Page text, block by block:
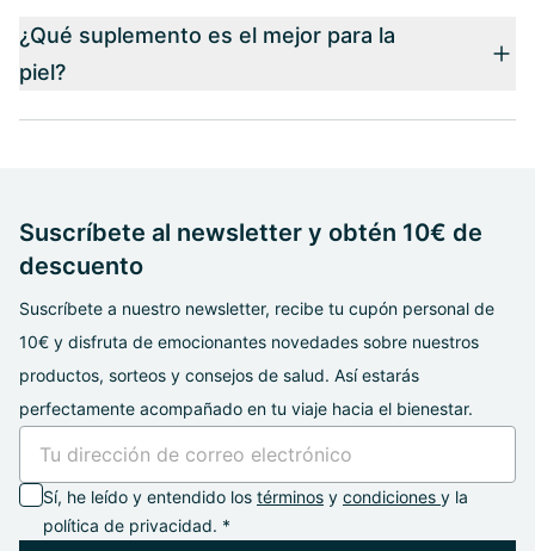
¿Qué suplemento es el mejor para la
piel?
Suscríbete al newsletter y obtén 10€ de
descuento
Suscríbete a nuestro newsletter, recibe tu cupón personal de
10€ y disfruta de emocionantes novedades sobre nuestros
productos, sorteos y consejos de salud. Así estarás
perfectamente acompañado en tu viaje hacia el bienestar.
Sí, he leído y entendido los términos y condiciones y la
política de privacidad. *